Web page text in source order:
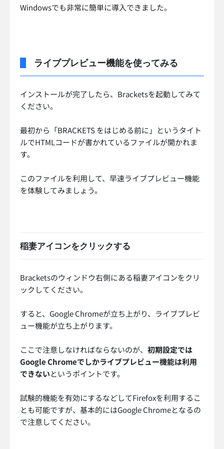
Windowsでも非常に簡単に導入できました。
ライブプレビュー機能を使ってみる
インストールが完了したら、Bracketsを起動してみて
ください。
最初から「BRACKETS をはじめる前に」というタイト
ルでHTMLコードが書かれているファイルが開かれま
す。
このファイルを利用して、早速ライブプレビュー機能
を体験してみましょう。
稲妻アイコンをクリックする
Bracketsのウィンドウ右側にある稲妻アイコンをクリ
ックしてください。
すると、Google Chromeが立ち上がり、ライブプレビ
ュー機能が立ち上がります。
ここで注意しなければならないのが、 初期設定では
Google Chromeでしかライブプレビュー機能は利用
できないというポイントです。
試験的機能を有効にするなどしてFirefoxを利用するこ
とも可能ですが、基本的にはGoogle Chromeとなるの
で注意してください。